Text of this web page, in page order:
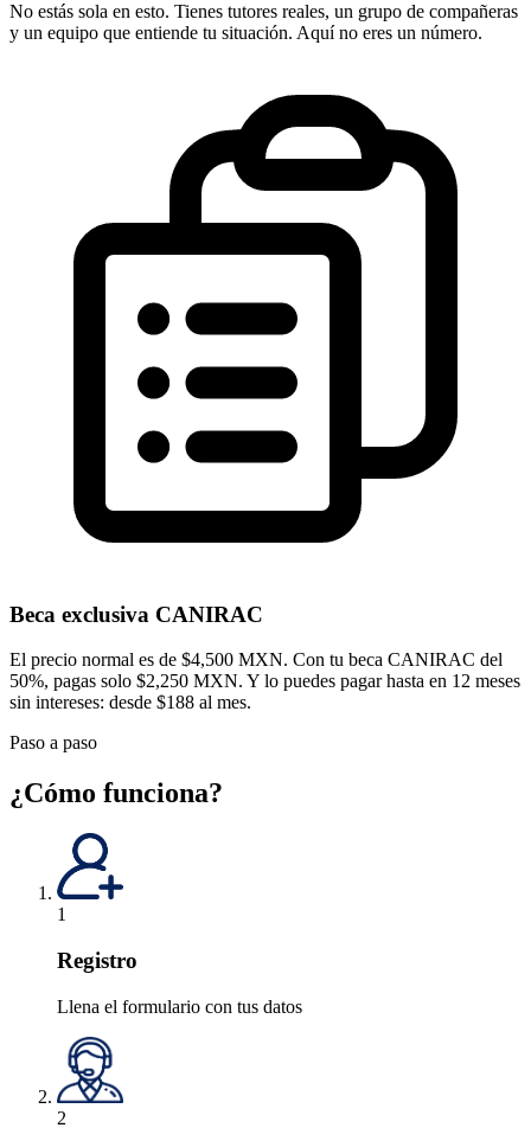
No estás sola en esto. Tienes tutores reales, un grupo de compañeras
y un equipo que entiende tu situación. Aquí no eres un número.
Beca exclusiva CANIRAC
El precio normal es de $4,500 MXN. Con tu beca CANIRAC del
50%, pagas solo $2,250 MXN. Y lo puedes pagar hasta en 12 meses
sin intereses: desde $188 al mes.
Paso a paso
¿Cómo funciona?
1
Registro
Llena el formulario con tus datos
2